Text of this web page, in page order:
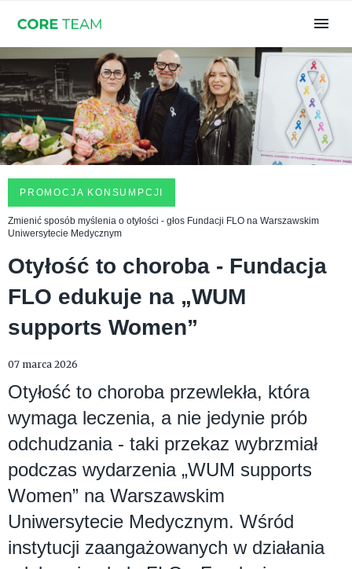
PROMOCJA KONSUMPCJI
Zmienić sposób myślenia o otyłości - głos Fundacji FLO na Warszawskim
Uniwersytecie Medycznym
Otyłość to choroba - Fundacja
FLO edukuje na „WUM
supports Women”
07 marca 2026
Otyłość to choroba przewlekła, która
wymaga leczenia, a nie jedynie prób
odchudzania - taki przekaz wybrzmiał
podczas wydarzenia „WUM supports
Women” na Warszawskim
Uniwersytecie Medycznym. Wśród
instytucji zaangażowanych w działania